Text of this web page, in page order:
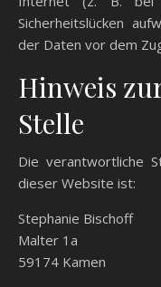
Sicherheitslücken
der Daten vor dem
Hinweis
Stelle
Die verantwortliche
dieser Website ist:
Stephanie Bischoff
Malter 1a
59174 Kamen